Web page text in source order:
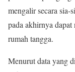
mengalir secara
pada akhirnya
rumah tangga.
Menurut data yang